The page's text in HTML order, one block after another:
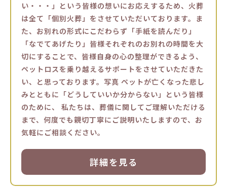
い・・・」という皆様の想いにお応えするため、火葬
は全て「個別火葬」をさせていただいております。ま
た、お別れの形式にこだわらず「手紙を読んだり」
「なでてあげたり」皆様それぞれのお別れの時間を大
切にすることで、皆様自身の心の整理ができるよう、
ペットロスを乗り越えるサポートをさせていただきた
い、と思っております。写真 ペットが亡くなった悲し
みとともに「どうしていいか分からない」という皆様
のために、 私たちは、葬儀に関してご理解いただける
まで、何度でも親切丁寧にご説明いたしますので、お
気軽にご相談ください。
詳細を見る